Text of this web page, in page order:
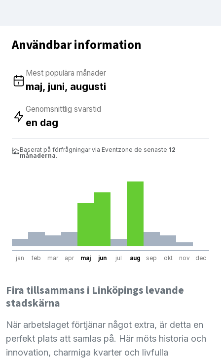
Användbar information
Mest populära månader
maj, juni, augusti
Genomsnittlig svarstid
en dag
Baserat på förfrågningar via Eventzone de senaste 12
månaderna.
jan feb mar apr maj jun jul aug sep okt nov dec
Fira tillsammans i Linköpings levande
stadskärna
När arbetslaget förtjänar något extra, är detta en
perfekt plats att samlas på. Här möts historia och
innovation, charmiga kvarter och livfulla